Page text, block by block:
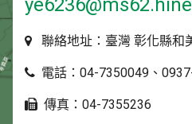
聯絡地址：臺灣 彰化縣和
電話：04-7350049、
傳真：04-7355236